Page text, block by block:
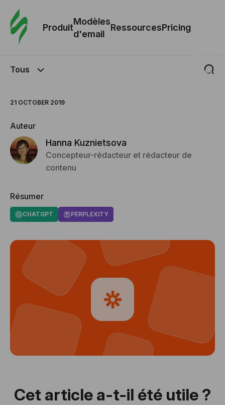
Produit
Modèles
d'email
RessourcesPricing
Tous
21 OCTOBER 2019
Auteur
Hanna Kuznietsova
Concepteur-rédacteur et rédacteur de
contenu
Résumer
CHATGPT PERPLEXITY
Cet article a-t-il été utile ?